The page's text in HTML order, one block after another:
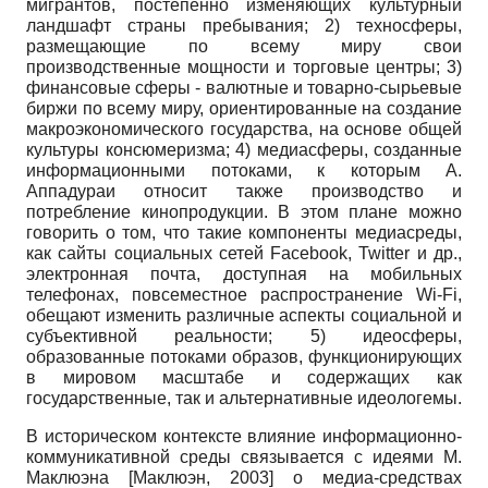
мигрантов, постепенно изменяющих культурный
ландшафт страны пребывания; 2) техносферы,
размещающие по всему миру свои
производственные мощности и торговые центры; 3)
финансовые сферы - валютные и товарно-сырьевые
биржи по всему миру, ориентированные на создание
макроэкономического государства, на основе общей
культуры консюмеризма; 4) медиасферы, созданные
информационными потоками, к которым А.
Аппадураи относит также производство и
потребление кинопродукции. В этом плане можно
говорить о том, что такие компоненты медиасреды,
как сайты социальных сетей Facebook, Twitter и др.,
электронная почта, доступная на мобильных
телефонах, повсеместное распространение Wi-Fi,
обещают изменить различные аспекты социальной и
субъективной реальности; 5) идеосферы,
образованные потоками образов, функционирующих
в мировом масштабе и содержащих как
государственные, так и альтернативные идеологемы.
В историческом контексте влияние информационно-
коммуникативной среды связывается с идеями М.
Маклюэна
[Маклюэн, 2003]
о медиа-средствах